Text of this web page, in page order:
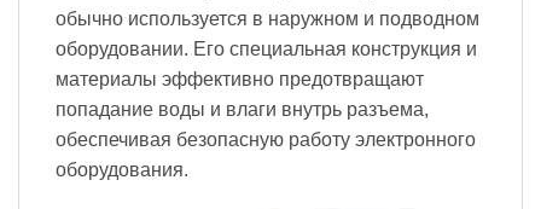
обычно используется в наружном и подводном
оборудовании. Его специальная конструкция и
материалы эффективно предотвращают
попадание воды и влаги внутрь разъема,
обеспечивая безопасную работу электронного
оборудования.